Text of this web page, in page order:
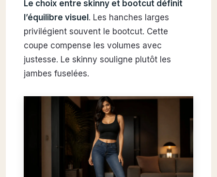
Le choix entre skinny et bootcut définit
l’équilibre visuel. Les hanches larges
privilégient souvent le bootcut. Cette
coupe compense les volumes avec
justesse. Le skinny souligne plutôt les
jambes fuselées.